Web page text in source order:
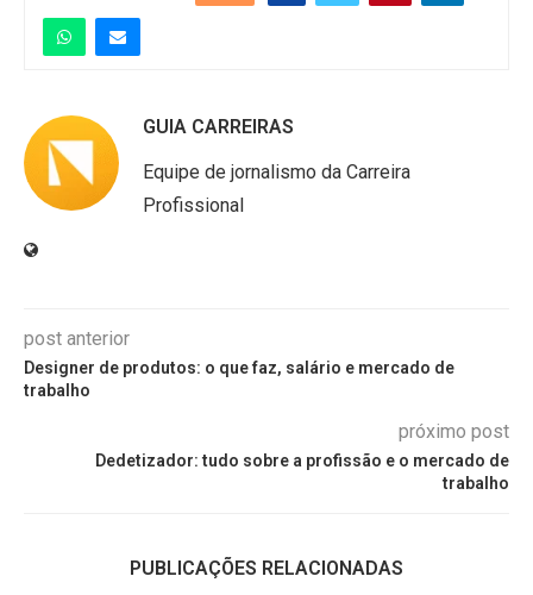
GUIA CARREIRAS
Equipe de jornalismo da Carreira
Profissional
post anterior
Designer de produtos: o que faz, salário e mercado de
trabalho
próximo post
Dedetizador: tudo sobre a profissão e o mercado de
trabalho
PUBLICAÇÕES RELACIONADAS